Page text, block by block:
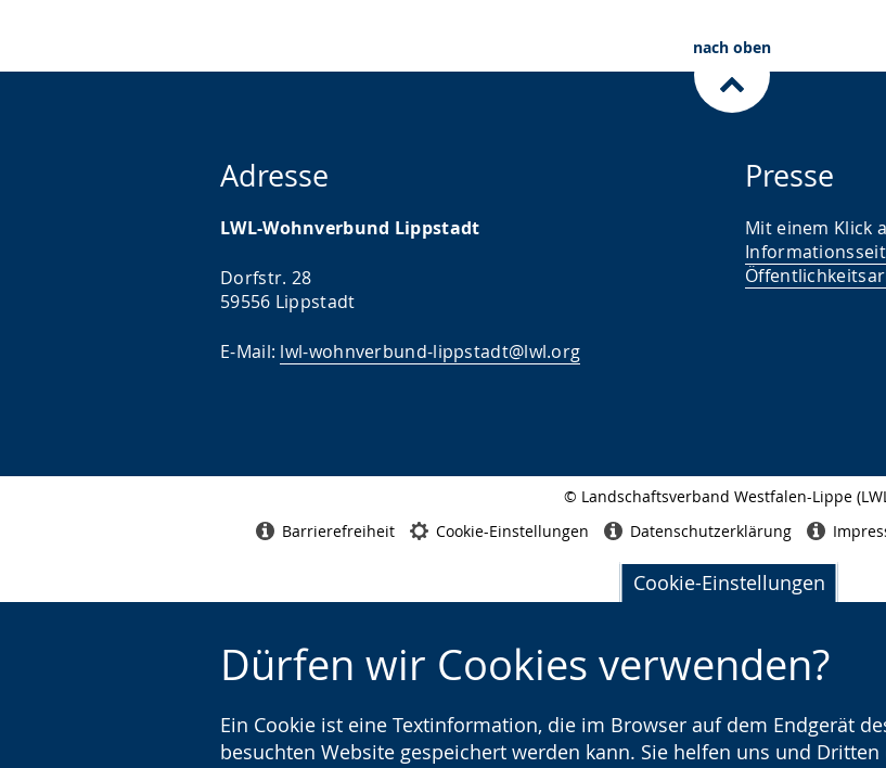
Cookie-Einstellungen
Dürfen wir Cookies verwenden?
Ein Cookie ist eine Textinformation, die im Browser auf dem Endgerät
besuchten Website gespeichert werden kann. Sie helfen uns und
nach oben
Adresse
LWL-Wohnverbund Lippstadt
Dorfstr. 28
59556 Lippstadt
E-Mail: lwl-wohnverbund-lippstadt@lwl.org
Presse
Mit einem Klick
© Landschaftsverband Westfalen-Lippe
Barrierefreiheit Cookie-Einstellungen Datenschutzerklärung